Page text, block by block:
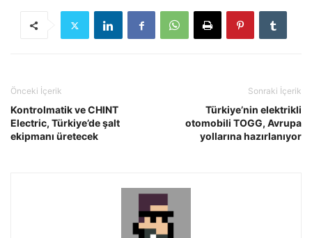
Önceki İçerik
Kontrolmatik ve CHINT
Electric, Türkiye’de şalt
ekipmanı üretecek
Sonraki İçerik
Türkiye’nin elektrikli
otomobili TOGG, Avrupa
yollarına hazırlanıyor